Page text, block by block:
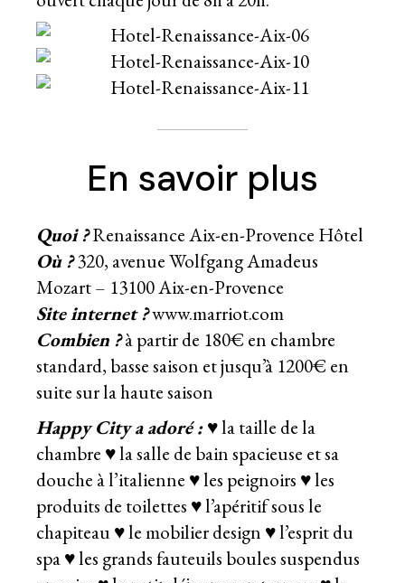
En savoir plus
Quoi ?Renaissance Aix-en-Provence Hôtel
Où ?320, avenue Wolfgang Amadeus
Mozart – 13100 Aix-en-Provence
Site internet ?www.marriot.com
Combien ?à partir de 180€ en chambre
standard, basse saison et jusqu’à 1200€ en
suite sur la haute saison
Happy City a adoré :♥ la taille de la
chambre ♥ la salle de bain spacieuse et sa
douche à l’italienne ♥ les peignoirs ♥ les
produits de toilettes ♥ l’apéritif sous le
chapiteau ♥ le mobilier design ♥ l’esprit du
spa ♥ les grands fauteuils boules suspendus